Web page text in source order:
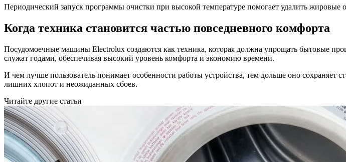
Периодический запуск программы очистки при высокой температуре помогает удалить
Когда техника становится частью повседневного комфорта
Посудомоечные машины Electrolux создаются как техника, которая должна упрощать бытовые
служат годами, обеспечивая высокий уровень комфорта и экономию времени.
И чем лучше пользователь понимает особенности работы устройства, тем дольше оно сохраняет
лишних хлопот и неожиданных сбоев.
Читайте другие статьи